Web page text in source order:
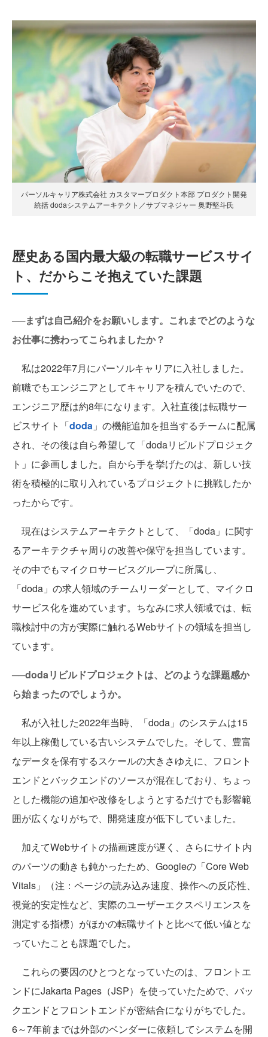
パーソルキャリア株式会社 カスタマープロダクト本部 プロダクト開発
統括 dodaシステムアーキテクト／サブマネジャー 奥野堅斗氏
歴史ある国内最大級の転職サービスサイ
ト、だからこそ抱えていた課題
──まずは自己紹介をお願いします。これまでどのような
お仕事に携わってこられましたか？
私は2022年7月にパーソルキャリアに入社しました。
前職でもエンジニアとしてキャリアを積んでいたので、
エンジニア歴は約8年になります。入社直後は転職サー
ビスサイト「doda 」の機能追加を担当するチームに配属
され、その後は自ら希望して「dodaリビルドプロジェク
ト」に参画しました。自から手を挙げたのは、新しい技
術を積極的に取り入れているプロジェクトに挑戦したか
ったからです。
現在はシステムアーキテクトとして、「doda」に関す
るアーキテクチャ周りの改善や保守を担当しています。
その中でもマイクロサービスグループに所属し、
「doda」の求人領域のチームリーダーとして、マイクロ
サービス化を進めています。ちなみに求人領域では、転
職検討中の方が実際に触れるWebサイトの領域を担当し
ています。
──dodaリビルドプロジェクトは、どのような課題感か
ら始まったのでしょうか。
私が入社した2022年当時、「doda」のシステムは15
年以上稼働している古いシステムでした。そして、豊富
なデータを保有するスケールの大きさゆえに、フロント
エンドとバックエンドのソースが混在しており、ちょっ
とした機能の追加や改修をしようとするだけでも影響範
囲が広くなりがちで、開発速度が低下していました。
加えてWebサイトの描画速度が遅く、さらにサイト内
のパーツの動きも鈍かったため、Googleの「Core Web
Vitals」（注：ページの読み込み速度、操作への反応性、
視覚的安定性など、実際のユーザーエクスペリエンスを
測定する指標）がほかの転職サイトと比べて低い値とな
っていたことも課題でした。
これらの要因のひとつとなっていたのは、フロントエ
ンドにJakarta Pages（JSP）を使っていたためで、バッ
クエンドとフロントエンドが密結合になりがちでした。
6～7年前までは外部のベンダーに依頼してシステムを開